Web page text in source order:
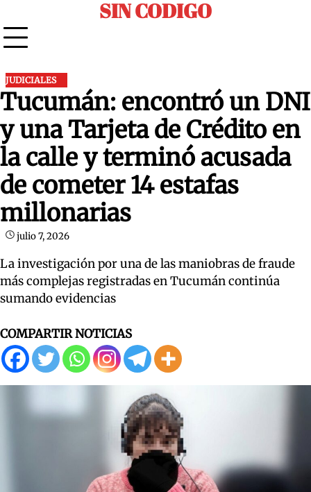
to
content
SIN CODIGO
JUDICIALES
Tucumán: encontró un DNI
y una Tarjeta de Crédito en
la calle y terminó acusada
de cometer 14 estafas
millonarias
julio 7, 2026
La investigación por una de las maniobras de fraude
más complejas registradas en Tucumán continúa
sumando evidencias
COMPARTIR NOTICIAS